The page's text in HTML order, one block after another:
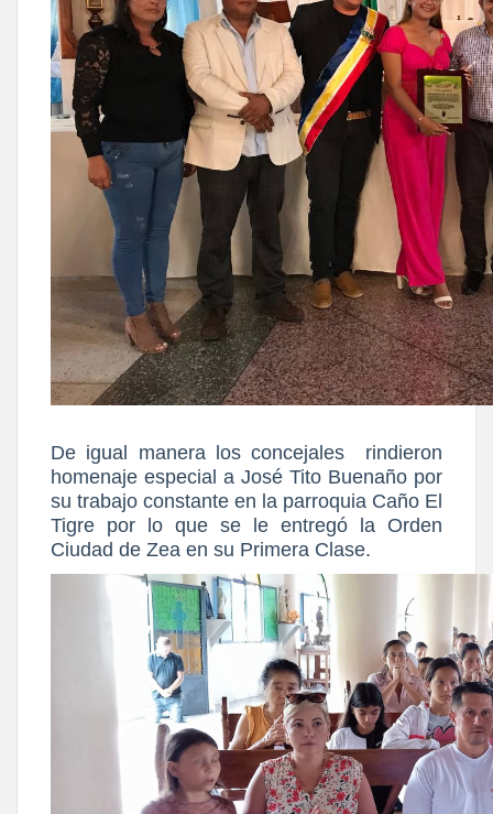
De igual manera los concejales rindieron
homenaje especial a José Tito Buenaño por
su trabajo constante en la parroquia Caño El
Tigre por lo que se le entregó la Orden
Ciudad de Zea en su Primera Clase.